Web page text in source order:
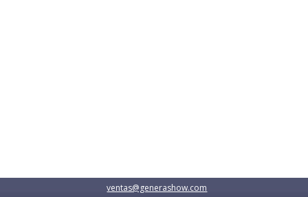
ventas@generashow.com